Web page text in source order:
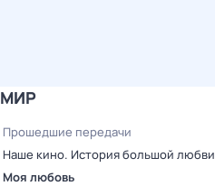
МИР
Прошедшие передачи
Нaше кинo. История большой любви
Моя любовь